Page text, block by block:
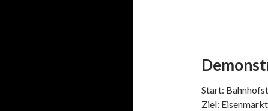
Start:
Ziel: Eisenmarkt